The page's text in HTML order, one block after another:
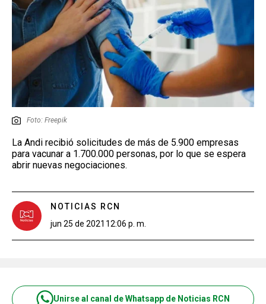
Foto: Freepik
La Andi recibió solicitudes de más de 5.900 empresas
para vacunar a 1.700.000 personas, por lo que se espera
abrir nuevas negociaciones.
NOTICIAS RCN
jun 25 de 2021 12:06 p. m.
Unirse al canal de Whatsapp de Noticias RCN